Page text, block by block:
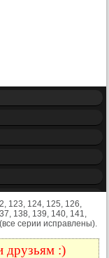
123, 124, 125, 126,
138, 139, 140, 141,
серии исправлены).
друзьям :)